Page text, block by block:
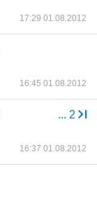
17:29 01.08.2012
16:45 01.08.2012
... 2
16:37 01.08.2012